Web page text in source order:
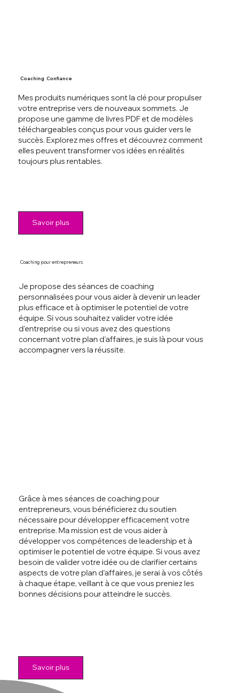
Mes produits numériques sont la clé pour propulser
votre entreprise vers de nouveaux sommets. Je
propose une gamme de livres PDF et de modèles
téléchargeables conçus pour vous guider vers le
succès. Explorez mes offres et découvrez comment
elles peuvent transformer vos idées en réalités
toujours plus rentables.
Coaching Confiance
Savoir plus
Je propose des séances de coaching
personnalisées pour vous aider à devenir un leader
plus efficace et à optimiser le potentiel de votre
équipe. Si vous souhaitez valider votre idée
d'entreprise ou si vous avez des questions
concernant votre plan d'affaires, je suis là pour vous
accompagner vers la réussite.
Coaching pour entrepreneurs
Grâce à mes séances de coaching pour
entrepreneurs, vous bénéficierez du soutien
nécessaire pour développer efficacement votre
entreprise. Ma mission est de vous aider à
développer vos compétences de leadership et à
optimiser le potentiel de votre équipe. Si vous avez
besoin de valider votre idée ou de clarifier certains
aspects de votre plan d'affaires, je serai à vos côtés
à chaque étape, veillant à ce que vous preniez les
bonnes décisions pour atteindre le succès.
Savoir plus